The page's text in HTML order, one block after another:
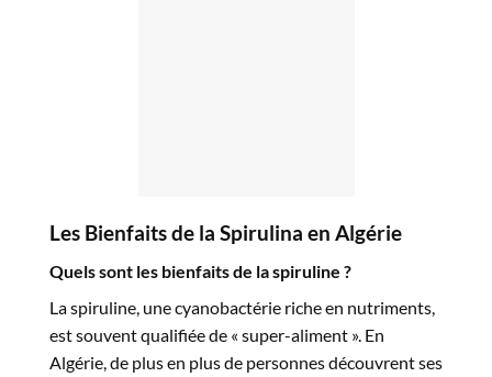
Les Bienfaits de la Spirulina en Algérie
Quels sont les bienfaits de laspiruline ?
Laspiruline , une cyanobactérie riche en nutriments,
est souvent qualifiée de « super-aliment ». En
Algérie, de plus en plus de personnes découvrent ses